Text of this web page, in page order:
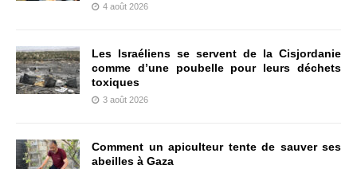
4 août 2026
Les Israéliens se servent de la Cisjordanie
comme d’une poubelle pour leurs déchets
toxiques
3 août 2026
Comment un apiculteur tente de sauver ses
abeilles à Gaza